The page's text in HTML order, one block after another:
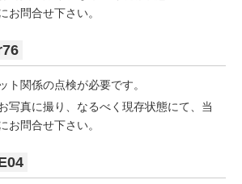
お問合せ下さい。
ト関係の点検が必要です。
写真に撮り、なるべく現存状態にて、当
お問合せ下さい。